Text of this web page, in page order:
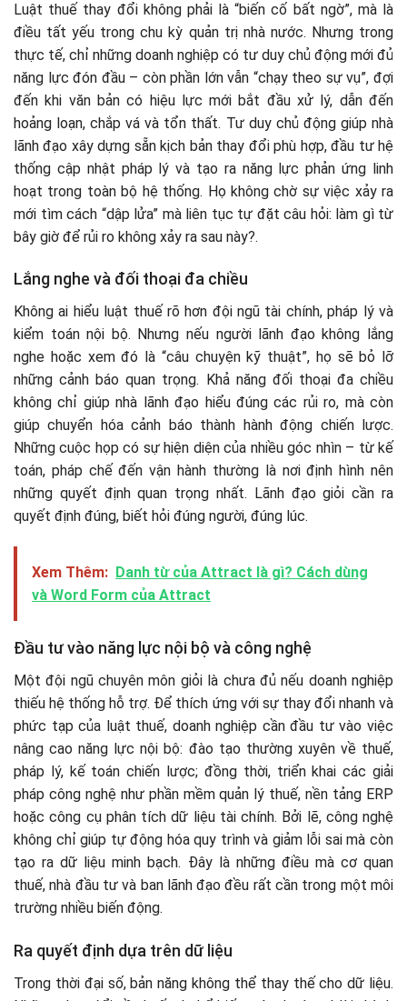
Luật thuế thay đổi không phải là “biến cố bất ngờ”, mà là
điều tất yếu trong chu kỳ quản trị nhà nước. Nhưng trong
thực tế, chỉ những doanh nghiệp có tư duy chủ động mới đủ
năng lực đón đầu – còn phần lớn vẫn “chạy theo sự vụ”, đợi
đến khi văn bản có hiệu lực mới bắt đầu xử lý, dẫn đến
hoảng loạn, chắp vá và tổn thất. Tư duy chủ động giúp nhà
lãnh đạo xây dựng sẵn kịch bản thay đổi phù hợp, đầu tư hệ
thống cập nhật pháp lý và tạo ra năng lực phản ứng linh
hoạt trong toàn bộ hệ thống. Họ không chờ sự việc xảy ra
mới tìm cách “dập lửa” mà liên tục tự đặt câu hỏi: làm gì từ
bây giờ để rủi ro không xảy ra sau này?.
Lắng nghe và đối thoại đa chiều
Không ai hiểu luật thuế rõ hơn đội ngũ tài chính, pháp lý và
kiểm toán nội bộ. Nhưng nếu người lãnh đạo không lắng
nghe hoặc xem đó là “câu chuyện kỹ thuật”, họ sẽ bỏ lỡ
những cảnh báo quan trọng. Khả năng đối thoại đa chiều
không chỉ giúp nhà lãnh đạo hiểu đúng các rủi ro, mà còn
giúp chuyển hóa cảnh báo thành hành động chiến lược.
Những cuộc họp có sự hiện diện của nhiều góc nhìn – từ kế
toán, pháp chế đến vận hành thường là nơi định hình nên
những quyết định quan trọng nhất. Lãnh đạo giỏi cần ra
quyết định đúng, biết hỏi đúng người, đúng lúc.
Xem Thêm: Danh từ của Attract là gì? Cách dùng
và Word Form của Attract
Đầu tư vào năng lực nội bộ và công nghệ
Một đội ngũ chuyên môn giỏi là chưa đủ nếu doanh nghiệp
thiếu hệ thống hỗ trợ. Để thích ứng với sự thay đổi nhanh và
phức tạp của luật thuế, doanh nghiệp cần đầu tư vào việc
nâng cao năng lực nội bộ: đào tạo thường xuyên về thuế,
pháp lý, kế toán chiến lược; đồng thời, triển khai các giải
pháp công nghệ như phần mềm quản lý thuế, nền tảng ERP
hoặc công cụ phân tích dữ liệu tài chính. Bởi lẽ, công nghệ
không chỉ giúp tự động hóa quy trình và giảm lỗi sai mà còn
tạo ra dữ liệu minh bạch. Đây là những điều mà cơ quan
thuế, nhà đầu tư và ban lãnh đạo đều rất cần trong một môi
trường nhiều biến động.
Ra quyết định dựa trên dữ liệu
Trong thời đại số, bản năng không thể thay thế cho dữ liệu.